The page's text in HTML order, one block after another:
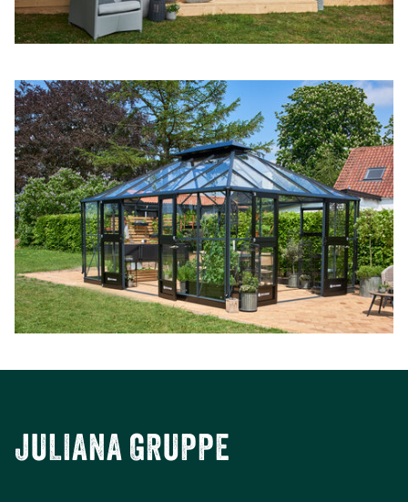
JULIANA GRUPPE